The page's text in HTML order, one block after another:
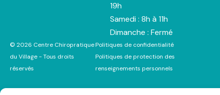
19h
Samedi : 8h à 11h
Dimanche : Fermé
© 2026 Centre Chiropratique
du Village - Tous droits
réservés
Politiques de confidentialité
Politiques de protection des
renseignements personnels